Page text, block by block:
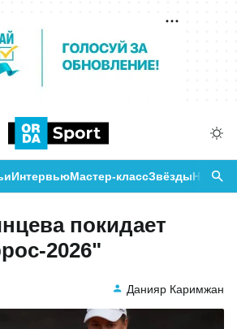
ИнтервьюМастер-классЗвёзды
покидает
2026"
Данияр Каримжан